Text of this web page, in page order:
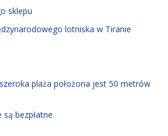
sklepu
lotniska w Tiranie
plaża położona jest 50 metrów
bezpłatne